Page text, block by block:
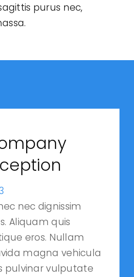
purus nec,
nec dignissim
Aliquam quis
eros. Nullam
magna vehicula
pulvinar vulputate